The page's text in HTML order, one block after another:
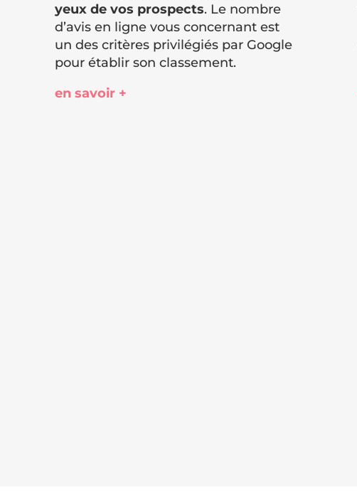
yeux de vos prospects. Le nombre
d’avis en ligne vous concernant est
un des critères privilégiés par Google
pour établir son classement.
en savoir +